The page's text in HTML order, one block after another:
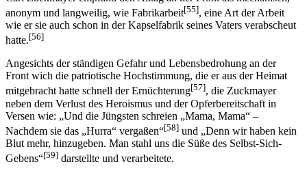
anonym und langweilig, wie Fabrikarbeit[55], eine Art der Arbeit
wie er sie auch schon in der Kapselfabrik seines Vaters verabscheut
hatte.[56]
Angesichts der ständigen Gefahr und Lebensbedrohung an der
Front wich die patriotische Hochstimmung, die er aus der Heimat
mitgebracht hatte schnell der Ernüchterung[57], die Zuckmayer
neben dem Verlust des Heroismus und der Opferbereitschaft in
Versen wie: „Und die Jüngsten schreien „Mama, Mama“ –
Nachdem sie das „Hurra“ vergaßen“[58] und „Denn wir haben kein
Blut mehr, hinzugeben. Man stahl uns die Süße des Selbst-Sich-
Gebens“[59] darstellte und verarbeitete.